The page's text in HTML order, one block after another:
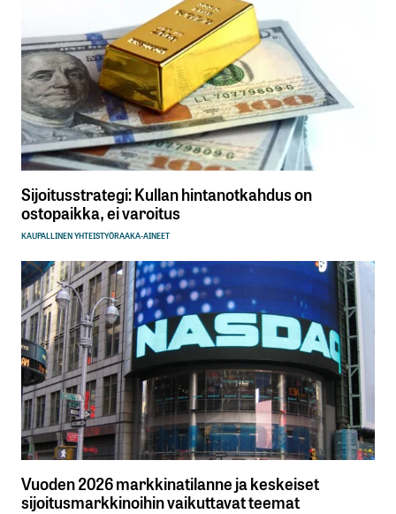
Sijoitusstrategi: Kullan hintanotkahdus on
ostopaikka, ei varoitus
KAUPALLINEN YHTEISTYÖRAAKA-AINEET
Vuoden 2026 markkinatilanne ja keskeiset
sijoitusmarkkinoihin vaikuttavat teemat